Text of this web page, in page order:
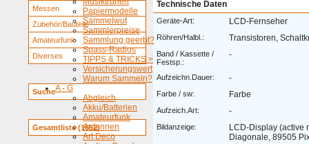
Papiermodelle
Sammelwut
Sammlerpreise
Sammlung geerbt?
Spass-Radios
TIPPS & TRICKS >
Versicherungswert
Warum Sammeln?
A - G
Abgleich
Akku/Batterien
Amateurfunk
Antennen
Art Deco
Messen
Zubehör/Bauteile
Amateurfunk
Diverses
Suche
Gesamtliste (1652)
Technische Daten
Geräte-Art: LCD-Fernseher
Röhren/Halbl.: Transistoren,
Band / Kassette /
Festsp.:
-
Aufzeichn.Dauer: -
Farbe / sw: Farbe
Aufzeich.Art: -
Bildanzeige:
LCD-Display (active
Diagonale, 89505